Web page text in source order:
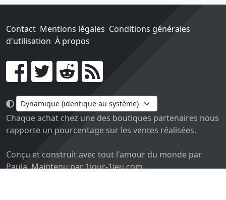
Contact Mentions légales Conditions générales
d'utilisation À propos
Go !
Chaque achat chez une des boutiques partenaires nous
rapporte un pourcentage sur les ventes réalisées.
Conçu et construit avec tout l'amour du monde par
Paula. Maintenu par 1jour-1jeu.com.